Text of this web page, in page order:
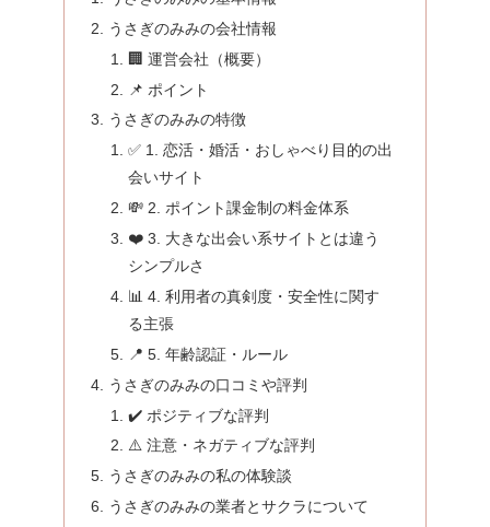
うさぎのみみの会社情報
🏢 運営会社（概要）
📌 ポイント
うさぎのみみの特徴
✅ 1. 恋活・婚活・おしゃべり目的の出
会いサイト
💸 2. ポイント課金制の料金体系
❤️ 3. 大きな出会い系サイトとは違う
シンプルさ
📊 4. 利用者の真剣度・安全性に関す
る主張
📍 5. 年齢認証・ルール
うさぎのみみの口コミや評判
✔️ ポジティブな評判
⚠️ 注意・ネガティブな評判
うさぎのみみの私の体験談
うさぎのみみの業者とサクラについて